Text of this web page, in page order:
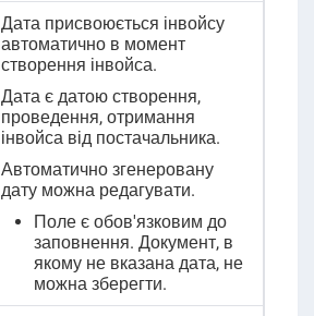
Дата присвоюється інвойсу
автоматично в момент
створення інвойса.
Дата є датою створення,
проведення, отримання
інвойса від постачальника.
Автоматично згенеровану
дату можна редагувати.
Поле є обов'язковим до
заповнення. Документ, в
якому не вказана дата, не
можна зберегти.